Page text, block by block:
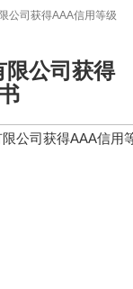
公司获得AAA信用等级
限公司获得